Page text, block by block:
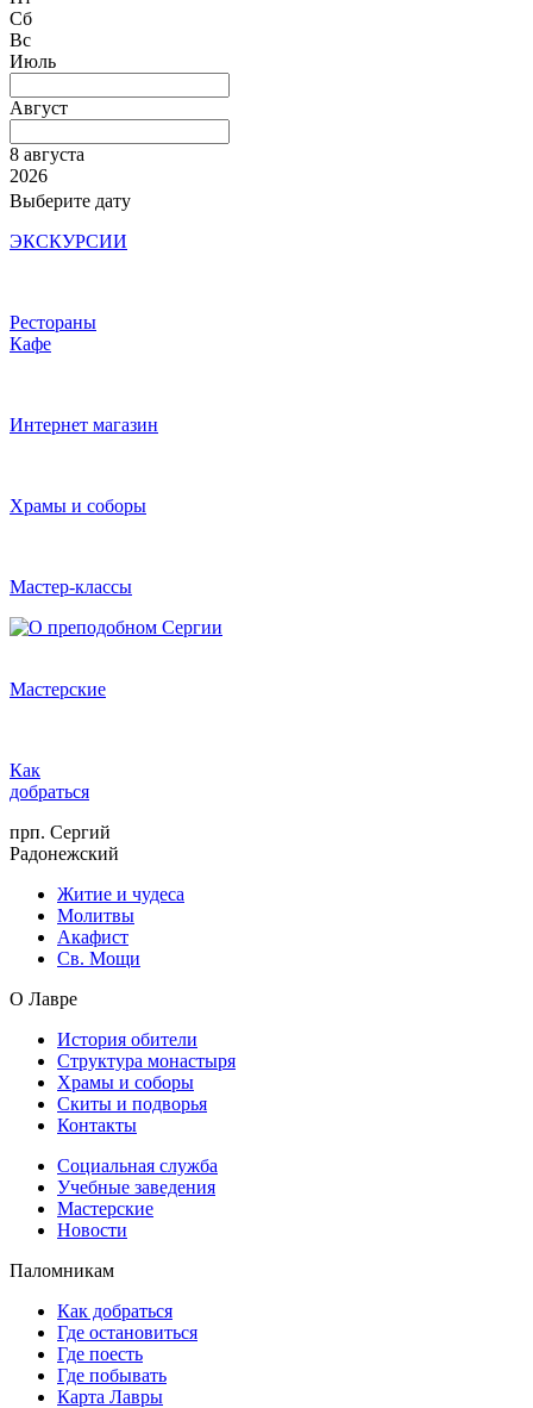
Сб
Вс
Июль
Август
8 августа
2026
Выберите дату
ЭКСКУРСИИ
Рестораны
Кафе
Интернет магазин
Храмы и соборы
Мастер-классы
Мастерские
Как
добраться
прп. Сергий
Радонежский
Житие и чудеса
Молитвы
Акафист
Св. Мощи
О Лавре
История обители
Структура монастыря
Храмы и соборы
Скиты и подворья
Контакты
Социальная служба
Учебные заведения
Мастерские
Новости
Паломникам
Как добраться
Где остановиться
Где поесть
Где побывать
Карта Лавры